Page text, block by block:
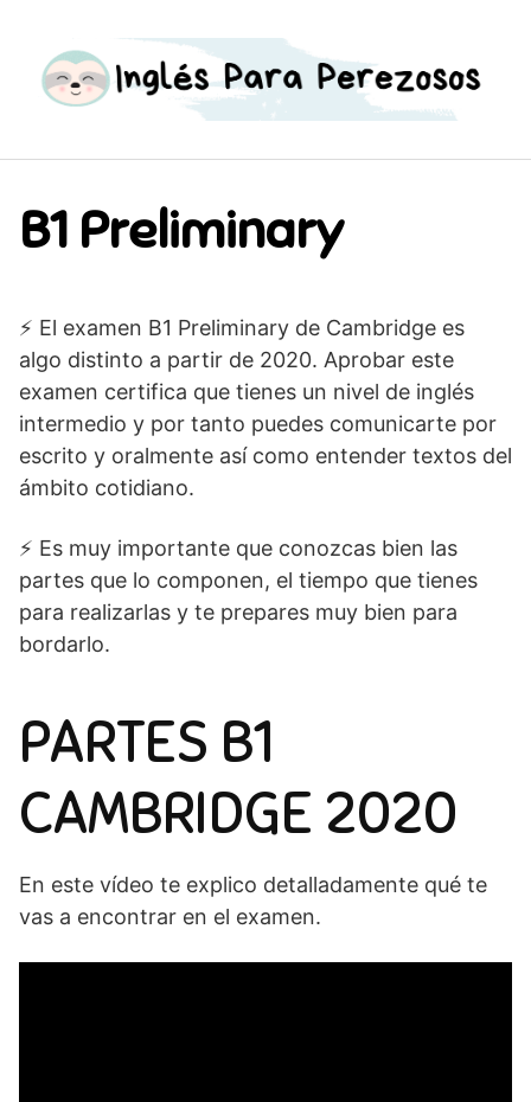
r
B1 Preliminary
⚡️ El examen B1 Preliminary de Cambridge es
algo distinto a partir de 2020. Aprobar este
examen certifica que tienes un nivel de inglés
intermedio y por tanto puedes comunicarte por
escrito y oralmente así como entender textos del
ámbito cotidiano.
⚡️ Es muy importante que conozcas bien las
partes que lo componen, el tiempo que tienes
para realizarlas y te prepares muy bien para
bordarlo.
PARTES B1
CAMBRIDGE 2020
En este vídeo te explico detalladamente qué te
vas a encontrar en el examen.